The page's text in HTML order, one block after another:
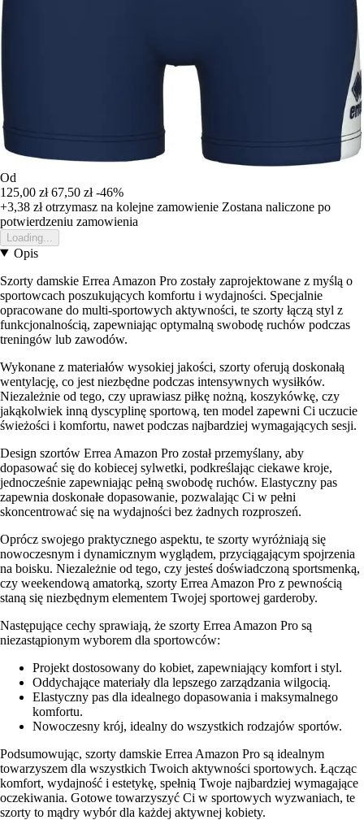
Od
125,00 zł 67,50 zł -46%
+3,38 złotrzymasz na kolejne zamowienie Zostana naliczone po
potwierdzeniu zamowienia
Loading...
Opis
Szorty damskie Errea Amazon Pro zostały zaprojektowane z myślą o
sportowcach poszukujących komfortu i wydajności. Specjalnie
opracowane do multi-sportowych aktywności, te szorty łączą styl z
funkcjonalnością, zapewniając optymalną swobodę ruchów podczas
treningów lub zawodów.
Wykonane z materiałów wysokiej jakości, szorty oferują doskonałą
wentylację, co jest niezbędne podczas intensywnych wysiłków.
Niezależnie od tego, czy uprawiasz piłkę nożną, koszykówkę, czy
jakąkolwiek inną dyscyplinę sportową, ten model zapewni Ci uczucie
świeżości i komfortu, nawet podczas najbardziej wymagających sesji.
Design szortów Errea Amazon Pro został przemyślany, aby
dopasować się do kobiecej sylwetki, podkreślając ciekawe kroje,
jednocześnie zapewniając pełną swobodę ruchów. Elastyczny pas
zapewnia doskonałe dopasowanie, pozwalając Ci w pełni
skoncentrować się na wydajności bez żadnych rozproszeń.
Oprócz swojego praktycznego aspektu, te szorty wyróżniają się
nowoczesnym i dynamicznym wyglądem, przyciągającym spojrzenia
na boisku. Niezależnie od tego, czy jesteś doświadczoną sportsmenką,
czy weekendową amatorką, szorty Errea Amazon Pro z pewnością
staną się niezbędnym elementem Twojej sportowej garderoby.
Następujące cechy sprawiają, że szorty Errea Amazon Pro są
niezastąpionym wyborem dla sportowców:
Projekt dostosowany do kobiet, zapewniający komfort i styl.
Oddychające materiały dla lepszego zarządzania wilgocią.
Elastyczny pas dla idealnego dopasowania i maksymalnego
komfortu.
Nowoczesny krój, idealny do wszystkich rodzajów sportów.
Podsumowując, szorty damskie Errea Amazon Pro są idealnym
towarzyszem dla wszystkich Twoich aktywności sportowych. Łącząc
komfort, wydajność i estetykę, spełnią Twoje najbardziej wymagające
oczekiwania. Gotowe towarzyszyć Ci w sportowych wyzwaniach, te
szorty to mądry wybór dla każdej aktywnej kobiety.